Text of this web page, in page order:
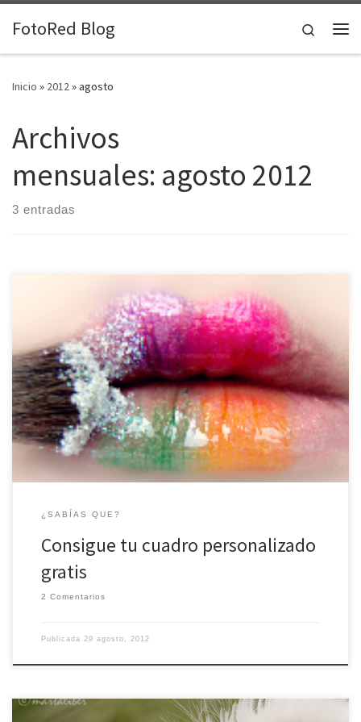
Saltar al contenido
FotoRed Blog
Search
Inicio » 2012»agosto
Archivos
mensuales: agosto 2012
3 entradas
Sorteo de un cuadro personalizado con la fotografía que más te
guste, ¿A que esperas para participar?
¿SABÍAS QUE?
Consigue tu cuadro personalizado
gratis
2 Comentarios
Publicada 29 agosto, 2012